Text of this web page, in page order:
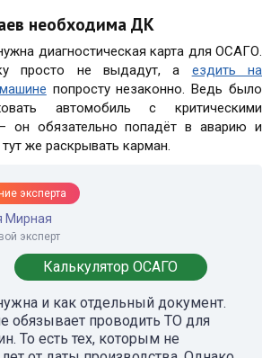
необходима ДК
диагностическая карта для ОСАГО.
просто не выдадут, а ездить на
попросту незаконно. Ведь было
автомобиль с критическими
он обязательно попадёт в аварию и
же раскрывать карман.
эксперта
Мирная
эксперт
Калькулятор ОСАГО
и как отдельный документ.
обязывает проводить ТО для
То есть тех, которым не